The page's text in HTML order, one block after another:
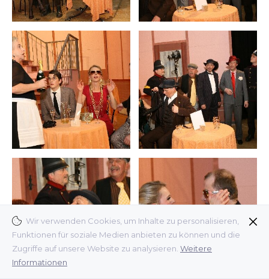
Wir verwenden Cookies, um Inhalte zu personalisieren,
Funktionen für soziale Medien anbieten zu können und die
Zugriffe auf unsere Website zu analysieren. Weitere
Informationen